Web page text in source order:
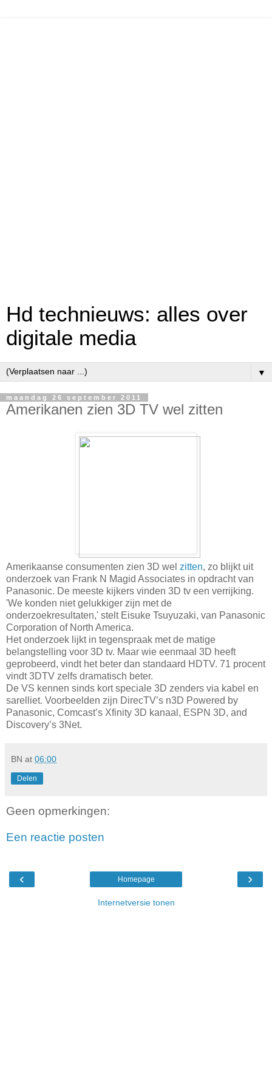
Hd technieuws: alles over
digitale media
▼
maandag 26 september 2011
Amerikanen zien 3D TV wel zitten
Amerikaanse consumenten zien 3D wel zitten, zo blijkt uit
onderzoek van Frank N Magid Associates in opdracht van
Panasonic. De meeste kijkers vinden 3D tv een verrijking.
'We konden niet gelukkiger zijn met de
onderzoekresultaten,' stelt Eisuke Tsuyuzaki, van Panasonic
Corporation of North America.
Het onderzoek lijkt in tegenspraak met de matige
belangstelling voor 3D tv. Maar wie eenmaal 3D heeft
geprobeerd, vindt het beter dan standaard HDTV. 71 procent
vindt 3DTV zelfs dramatisch beter.
De VS kennen sinds kort speciale 3D zenders via kabel en
sarelliet. Voorbeelden zijn DirecTV’s n3D Powered by
Panasonic, Comcast’s Xfinity 3D kanaal, ESPN 3D, and
Discovery’s 3Net.
BN at 06:00
Delen
Geen opmerkingen:
Een reactie posten
‹ ›
Homepage
Internetversie tonen